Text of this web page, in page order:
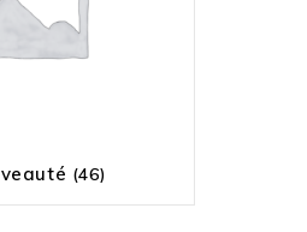
(46)